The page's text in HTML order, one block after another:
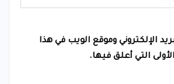
الإلكتروني وموقع الويب في هذا
التي أعلق فيها.